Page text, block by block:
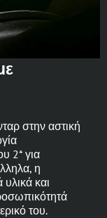
στην αστική
2* για
η
και
του.